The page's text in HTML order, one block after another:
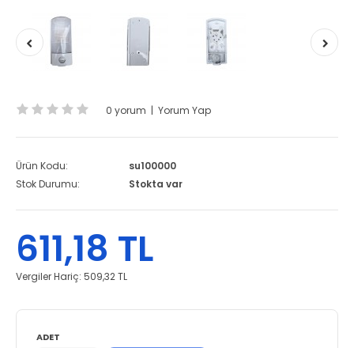
0 yorum | Yorum Yap
Ürün Kodu:
su100000
Stok Durumu:
Stokta var
611,18 TL
Vergiler Hariç: 509,32 TL
ADET